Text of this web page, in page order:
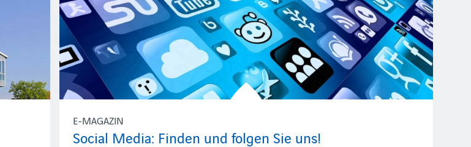
E-MAGAZIN
Social Media: Finden und folgen Sie uns!